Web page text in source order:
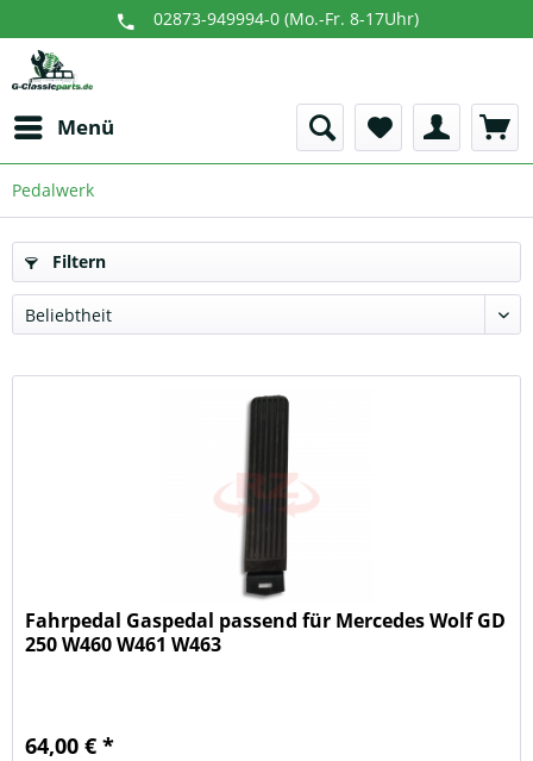
02873-949994-0 (Mo.-Fr. 8-17Uhr)
Menü
Pedalwerk
Filtern
Fahrpedal Gaspedal passend für Mercedes Wolf GD
250 W460 W461 W463
64,00 € *